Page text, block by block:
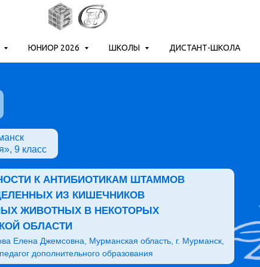
ЮНИОР 2026 ШКОЛЫ ДИСТАНТ-ШКОЛА
9 класс
К АНТИБИОТИКАМ ШТАММОВ
ИЗ КИШЕЧНИКОВ
ЖИВОТНЫХ В НЕКОТОРЫХ
ОБЛАСТИ
Елена Джемсовна, Мурманская область, г. Мурманск,
дополнительного образования